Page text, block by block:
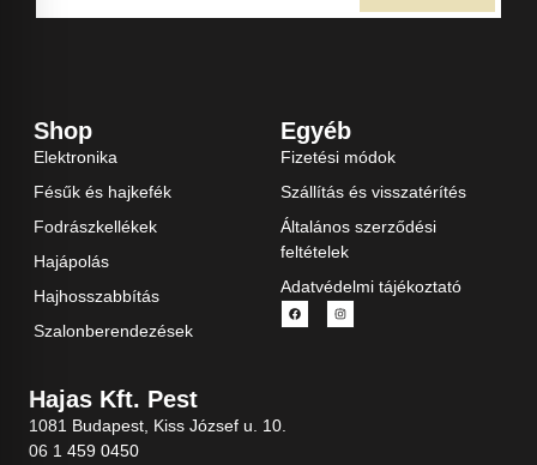
Shop
Elektronika
Fésűk és hajkefék
Fodrászkellékek
Hajápolás
Hajhosszabbítás
Szalonberendezések
Egyéb
Fizetési módok
Szállítás és visszatérítés
Általános szerződési
feltételek
Adatvédelmi tájékoztató
Hajas Kft. Pest
1081 Budapest, Kiss József u. 10.
06 1 459 0450